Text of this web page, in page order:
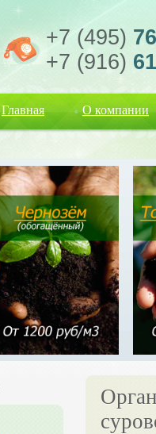
+7 (495)
+7 (916)
Главная О компании